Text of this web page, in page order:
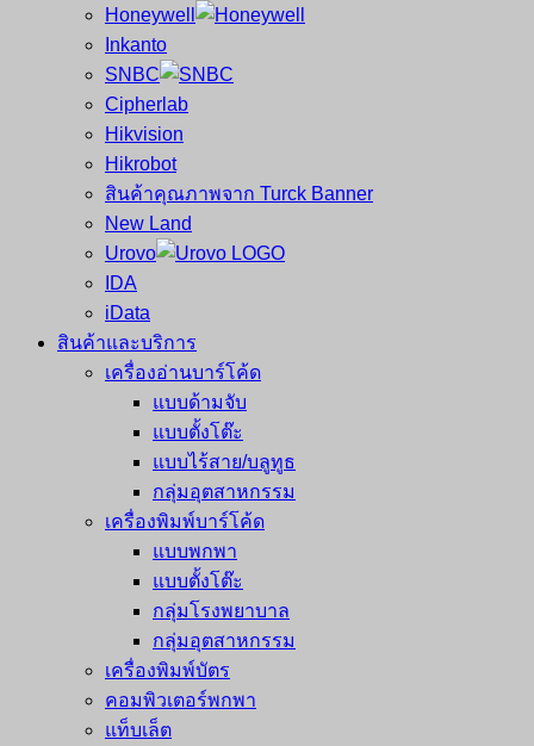
Honeywell
Inkanto
SNBC
Cipherlab
Hikvision
Hikrobot
สินค้าคุณภาพจาก Turck Banner
New Land
Urovo
IDA
iData
สินค้าและบริการ
เครื่องอ่านบาร์โค้ด
แบบด้ามจับ
แบบตั้งโต๊ะ
แบบไร้สาย/บลูทูธ
กลุ่มอุตสาหกรรม
เครื่องพิมพ์บาร์โค้ด
แบบพกพา
แบบตั้งโต๊ะ
กลุ่มโรงพยาบาล
กลุ่มอุตสาหกรรม
เครื่องพิมพ์บัตร
คอมพิวเตอร์พกพา
แท็บเล็ต